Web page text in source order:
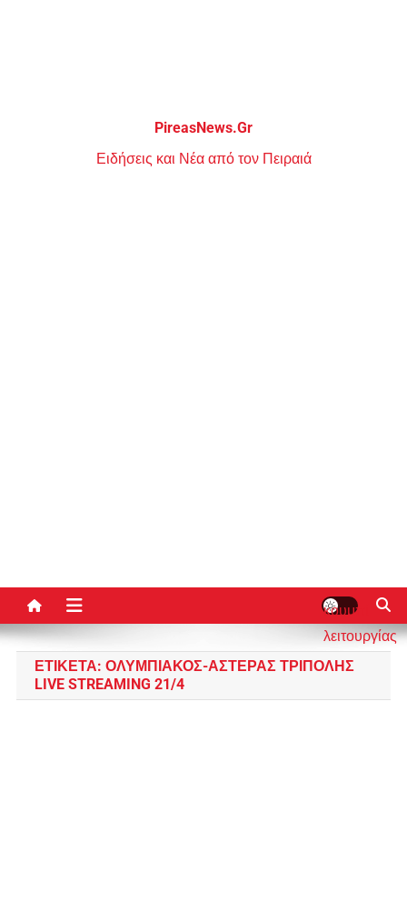
PireasNews.Gr
Ειδήσεις και Νέα από τον Πειραιά
κουμπί
λειτουργίας
ιστότοπου
ΕΤΙΚΈΤΑ: ΟΛΥΜΠΙΑΚΟΣ-ΑΣΤΕΡΑΣ ΤΡΙΠΟΛΗΣ
LIVE STREAMING 21/4